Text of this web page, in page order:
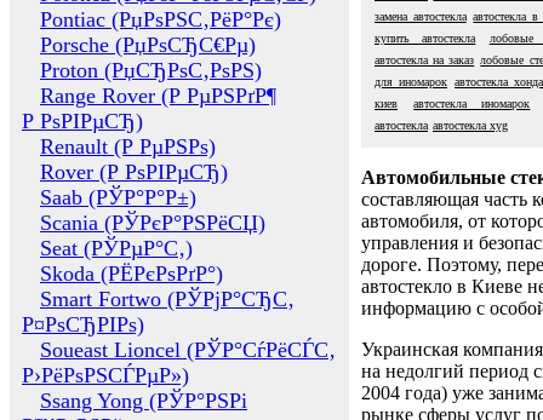
Pontiac (РџРѕРЅС‚РёР°Рє)
Porsche (РџРѕСЂС€Рµ)
Proton (РџСЂРѕС‚РѕРЅ)
Range Rover (Р РµРЅРґР¶
Р РѕРІРµСЂ)
Renault (Р РµРЅРѕ)
Rover (Р РѕРІРµСЂ)
Saab (РЎР°Р°Р±)
Scania (РЎРєР°РЅРёСЏ)
Seat (РЎРµР°С‚)
Skoda (РЁРєРѕРґР°)
Smart Fortwo (РЎРјР°СЂС‚
Р¤РѕСЂРІРѕ)
Soueast Lioncel (РЎР°СѓРёСЃС‚
Р›РёРѕРЅСЃРµР»)
Ssang Yong (РЎР°РЅРі
замена автостекла автостекла в
купить автостекла
лобовые
автостекла на заказ лобовые
для иномарок автостекла хонда
киев
автостекла иномарок
автостекла автостекла xyg
Автомобильные
составляющая часть
автомобиля, от
управления и
дороге. Поэтому,
автостекло в Киеве
информацию с
Украинская
на недолгий период
2004 года) уже
рынке сферы услуг